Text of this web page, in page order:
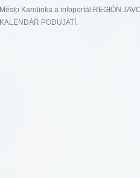
Město Karolinka a infoportál REGIÓN
KALENDÁR PODUJATÍ .